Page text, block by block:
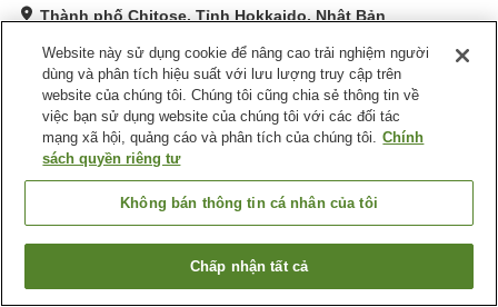
Thành phố Chitose, Tỉnh Hokkaido, Nhật Bản
Rất tốt Đánh giá:438lượt
Tiện nghi chỗ nghỉ
Bãi đỗ xe
Máy bán hàng tự động
Trang chủ
Tìm phòng trống
Website này sử dụng cookie để nâng cao trải nghiệm người
dùng và phân tích hiệu suất với lưu lượng truy cập trên
website của chúng tôi. Chúng tôi cũng chia sẻ thông tin về
việc bạn sử dụng website của chúng tôi với các đối tác
mạng xã hội, quảng cáo và phân tích của chúng tôi. Chính
sách quyền riêng tư
Không bán thông tin cá nhân của tôi
Chấp nhận tất cả